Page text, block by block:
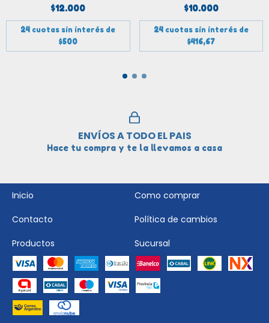
$12.000
24 cuotas sin interés de
$500
$10.000
24 cuotas sin interés de
$416,67
ENVÍOS A TODO EL PAIS
Hace tu compra y te la llevamos a casa
Inicio
Como comprar
Contacto
Política de cambios
Productos
Sucursal